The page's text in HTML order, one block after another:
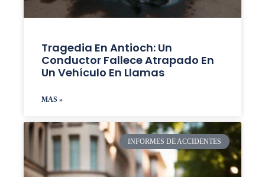
Tragedia En Antioch: Un
Conductor Fallece Atrapado En
Un Vehículo En Llamas
MAS »
INFORMES DE ACCIDENTES